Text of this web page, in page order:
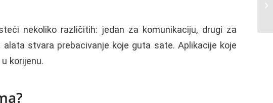
nekoliko različitih: jedan za komunikaciju, drugi za
stvara prebacivanje koje guta sate. Aplikacije koje
korijenu.